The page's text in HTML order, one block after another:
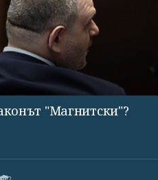
"Магнитски"?